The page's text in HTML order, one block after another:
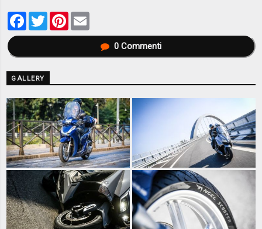
Facebook
TwitterPinterest
0Commenti
GALLERY